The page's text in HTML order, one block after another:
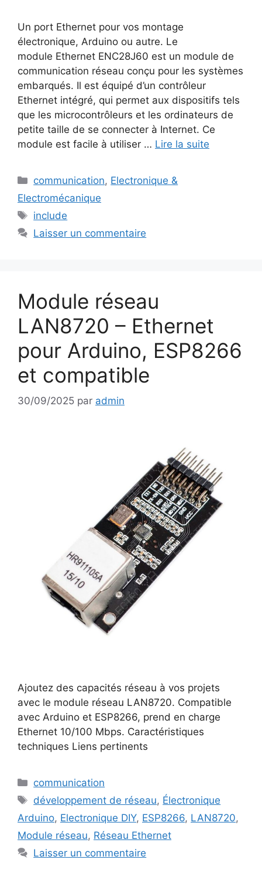
Un port Ethernet pour vos montage
électronique, Arduino ou autre. Le
module Ethernet ENC28J60 est un module de
communication réseau conçu pour les systèmes
embarqués. Il est équipé d’un contrôleur
Ethernet intégré, qui permet aux dispositifs tels
que les microcontrôleurs et les ordinateurs de
petite taille de se connecter à Internet. Ce
module est facile à utiliser … Lire la suite
Catégories
communication, Electronique &
Electromécanique
Étiquettes
include
Laisser un commentaire
Module réseau
LAN8720 – Ethernet
pour Arduino, ESP8266
et compatible
30/09/2025 par admin
Ajoutez des capacités réseau à vos projets
avec le module réseau LAN8720. Compatible
avec Arduino et ESP8266, prend en charge
Ethernet 10/100 Mbps. Caractéristiques
techniques Liens pertinents
Catégories
communication
Étiquettes
développement de réseau, Électronique
Arduino, Electronique DIY, ESP8266, LAN8720,
Module réseau, Réseau Ethernet
Laisser un commentaire